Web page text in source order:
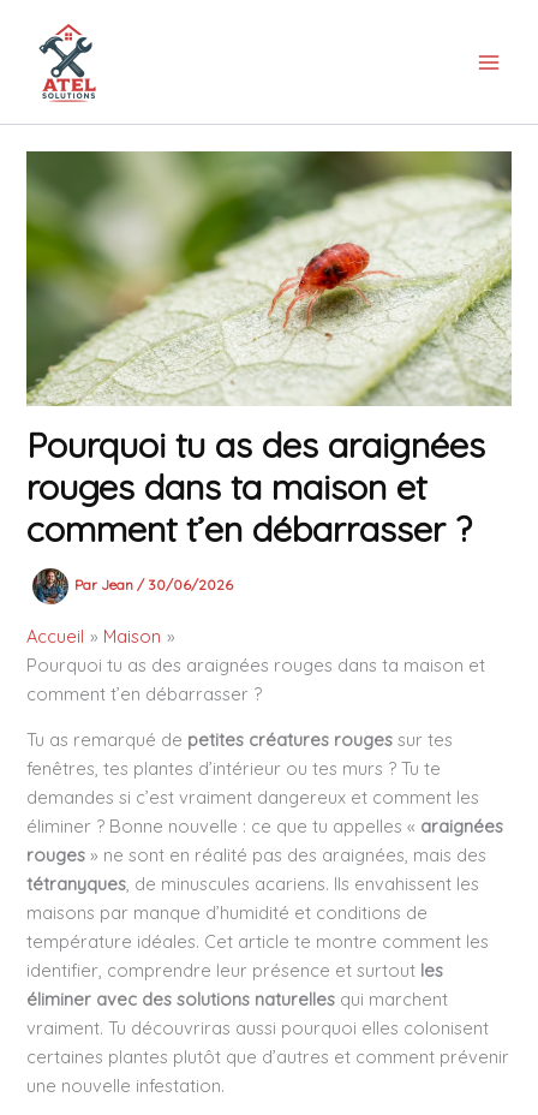
contenu
Pourquoi tu as des araignées
rouges dans ta maison et
comment t’en débarrasser ?
Par Jean / 30/06/2026
Accueil
Maison
Pourquoi tu as des araignées rouges dans ta maison et
comment t’en débarrasser ?
Tu as remarqué de petites créatures rouges sur tes
fenêtres, tes plantes d’intérieur ou tes murs ? Tu te
demandes si c’est vraiment dangereux et comment les
éliminer ? Bonne nouvelle : ce que tu appelles « araignées
rouges » ne sont en réalité pas des araignées, mais des
tétranyques, de minuscules acariens. Ils envahissent les
maisons par manque d’humidité et conditions de
température idéales. Cet article te montre comment les
identifier, comprendre leur présence et surtout les
éliminer avec des solutions naturelles qui marchent
vraiment. Tu découvriras aussi pourquoi elles colonisent
certaines plantes plutôt que d’autres et comment prévenir
une nouvelle infestation.